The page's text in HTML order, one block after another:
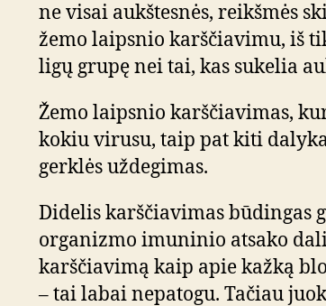
ne visai aukštesnės, reikšmės
žemo laipsnio karščiavimu, iš
ligų grupę nei tai, kas sukelia
Žemo laipsnio karščiavimas,
kokiu virusu, taip pat kiti
gerklės uždegimas.
Didelis karščiavimas būdingas
organizmo imuninio atsako
karščiavimą kaip apie kažką
– tai labai nepatogu. Tačiau